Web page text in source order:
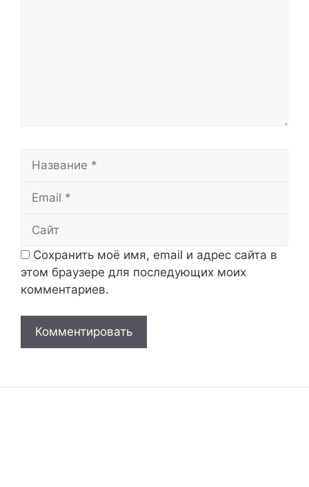
Сохранить моё имя, email и адрес сайта в
этом браузере для последующих моих
комментариев.